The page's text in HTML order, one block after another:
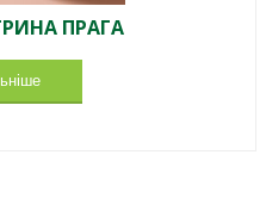
ПРАГА